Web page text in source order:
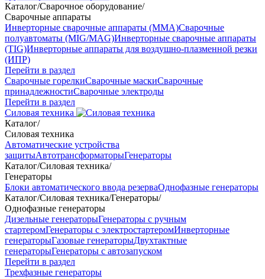
Каталог/Сварочное оборудование/
Сварочные аппараты
Инверторные сварочные аппараты (ММА)Сварочные
полуавтоматы (MIG/MAG)Инверторные сварочные аппараты
(TIG)Инверторные аппараты для воздушно-плазменной резки
(ИПР)
Перейти в раздел
Сварочные горелкиСварочные маскиСварочные
принадлежностиСварочные электроды
Перейти в раздел
Силовая техника
Каталог/
Силовая техника
Автоматические устройства
защитыАвтотрансформаторыГенераторы
Каталог/Силовая техника/
Генераторы
Блоки автоматического ввода резерваОднофазные генераторы
Каталог/Силовая техника/Генераторы/
Однофазные генераторы
Дизельные генераторыГенераторы с ручным
стартеромГенераторы с электростартеромИнверторные
генераторыГазовые генераторыДвухтактные
генераторыГенераторы с автозапуском
Перейти в раздел
Трехфазные генераторы